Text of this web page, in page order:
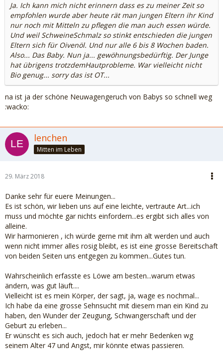
Ja. Ich kann mich nicht erinnern dass es zu meiner Zeit so
empfohlen wurde aber heute rät man jungen Eltern ihr Kind
nur noch mit Mitteln zu pflegen die man auch essen würde.
Und weil SchweineSchmalz so stinkt entschieden die jungen
Eltern sich für Oivenöl. Und nur alle 6 bis 8 Wochen baden.
Also... Das Baby. Nun ja... gewöhnungsbedürftig. Der Junge
hat übrigens trotzdemHautprobleme. War vielleicht nicht
Bio genug... sorry das ist OT...
na ist ja der schöne Neuwagengeruch von Babys so schnell weg
:wacko:
lenchen
Mitten im Leben
29. März 2018
Danke sehr für euere Meinungen...
Es ist schön, wir lieben uns auf eine leichte, vertraute Art...ich
muss und möchte gar nichts einfordern...es ergibt sich alles von
alleine.
Wir harmonieren , ich würde gerne mit ihm alt werden und auch
wenn nicht immer alles rosig bleibt, es ist eine grosse Bereitschaft
von beiden Seiten uns entgegen zu kommen...Gutes tun.
Wahrscheinlich erfasste es Löwe am besten...warum etwas
ändern, was gut läuft....
Vielleicht ist es mein Körper, der sagt, ja, wage es nochmal...
Ich habe da eine grosse Sehnsucht mit diesem man ein Kind zu
haben, den Wunder der Zeugung, Schwangerschaft und der
Geburt zu erleben...
Er wünscht es sich auch, jedoch hat er mehr Bedenken wg
seinem Alter 47 und Angst, mir könnte etwas passieren.